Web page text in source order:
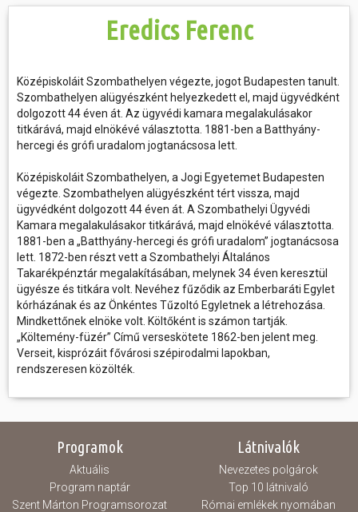
Eredics Ferenc
Középiskoláit Szombathelyen végezte, jogot Budapesten tanult.
Szombathelyen alügyészként helyezkedett el, majd ügyvédként
dolgozott 44 éven át. Az ügyvédi kamara megalakulásakor
titkárává, majd elnökévé választotta. 1881-ben a Batthyány-
hercegi és grófi uradalom jogtanácsosa lett.
Középiskoláit Szombathelyen, a Jogi Egyetemet Budapesten
végezte. Szombathelyen alügyészként tért vissza, majd
ügyvédként dolgozott 44 éven át. A Szombathelyi Ügyvédi
Kamara megalakulásakor titkárává, majd elnökévé választotta.
1881-ben a „Batthyány-hercegi és grófi uradalom” jogtanácsosa
lett. 1872-ben részt vett a Szombathelyi Általános
Takarékpénztár megalakításában, melynek 34 éven keresztül
ügyésze és titkára volt. Nevéhez fűződik az Emberbaráti Egylet
kórházának és az Önkéntes Tűzoltó Egyletnek a létrehozása.
Mindkettőnek elnöke volt. Költőként is számon tartják.
„Költemény-füzér” Című verseskötete 1862-ben jelent meg.
Verseit, kisprózáit fővárosi szépirodalmi lapokban,
rendszeresen közölték.
Programok
Aktuális
Program naptár
Szent Márton Programsorozat
Látnivalók
Nevezetes polgárok
Top 10 látnivaló
Római emlékek nyomában